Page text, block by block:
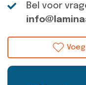
Bel voor